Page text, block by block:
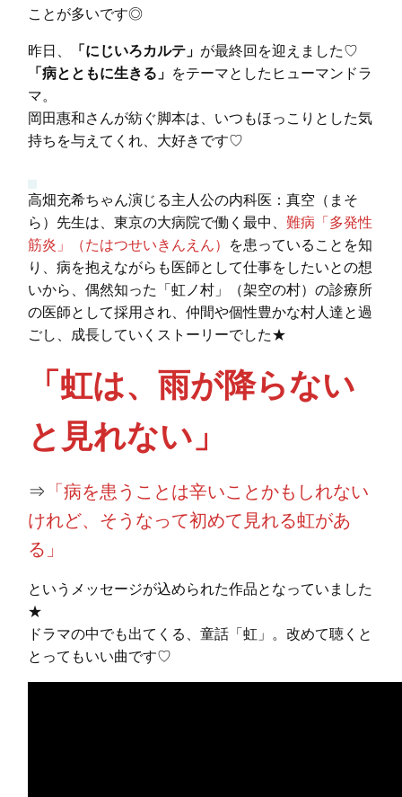
ことが多いです◎
昨日、 「にじいろカルテ」 が最終回を迎えました♡
「病とともに生きる」 をテーマとしたヒューマンドラ
マ。
岡田惠和さんが紡ぐ脚本は、いつもほっこりとした気
持ちを与えてくれ、大好きです♡
高畑充希ちゃん演じる主人公の内科医：真空（まそ
ら）先生は、東京の大病院で働く最中、 難病「多発性
筋炎」（たはつせいきんえん）
を患っていることを知
り、病を抱えながらも医師として仕事をしたいとの想
いから、偶然知った「虹ノ村」（架空の村）の診療所
の医師として採用され、仲間や個性豊かな村人達と過
ごし、成長していくストーリーでした★
「虹は、雨が降らない
と見れない」
⇒ 「病を患うことは辛いことかもしれない
けれど、そうなって初めて見れる虹があ
る」
というメッセージが込められた作品となっていました
★
ドラマの中でも出てくる、童話「虹」。改めて聴くと
とってもいい曲です♡